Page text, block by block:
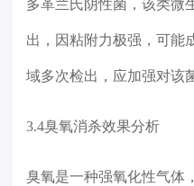
多革兰氏阴性菌，该类微
出，因粘附力极强，可能
域多次检出，应加强对该
3.4臭氧消杀效果分析
臭氧是一种强氧化性气体